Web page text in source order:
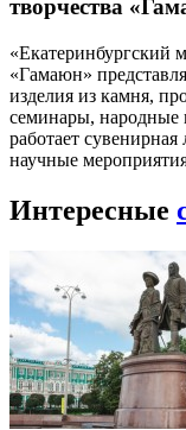
творчества
«Екатеринбургский
«Гамаюн»
изделия из камня,
семинары, народные
работает
научные
Интересные